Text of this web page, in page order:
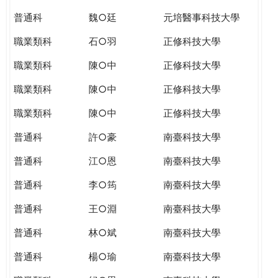
普通科
魏○廷
元培醫事科技大學
職業類科
石○羽
正修科技大學
職業類科
陳○中
正修科技大學
職業類科
陳○中
正修科技大學
職業類科
陳○中
正修科技大學
普通科
許○豪
南臺科技大學
普通科
江○恩
南臺科技大學
普通科
李○筠
南臺科技大學
普通科
王○淵
南臺科技大學
普通科
林○斌
南臺科技大學
普通科
楊○瑜
南臺科技大學